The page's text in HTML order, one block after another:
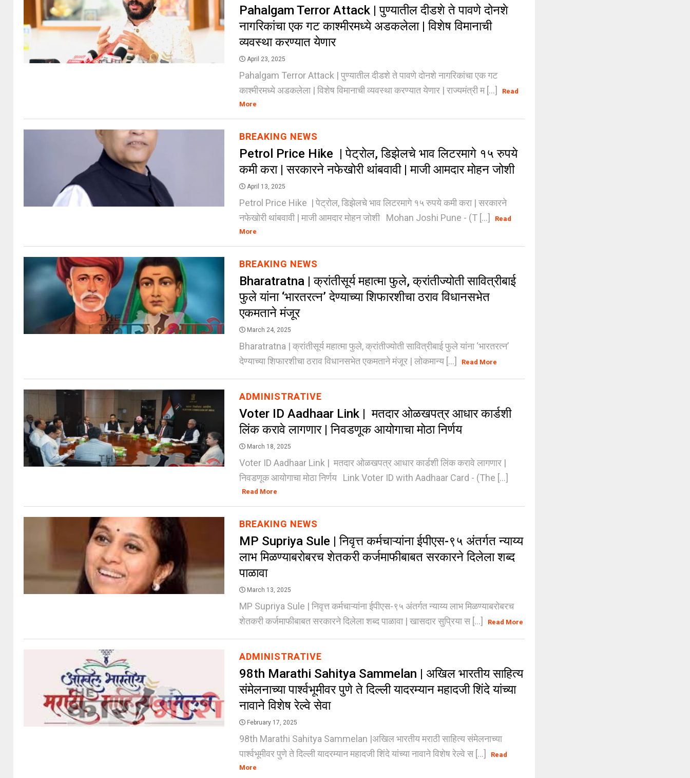
Pahalgam Terror Attack | पुण्यातील दीडशे ते पावणे दोनशे
नागरिकांचा एक गट काश्मीरमध्ये अडकलेला | विशेष विमानाची
व्यवस्था करण्यात येणार
April 23, 2025
Pahalgam Terror Attack | पुण्यातील दीडशे ते पावणे दोनशे नागरिकांचा एक गट
काश्मीरमध्ये अडकलेला | विशेष विमानाची व्यवस्था करण्यात येणार | राज्यमंत्री म [...]
Read
More
BREAKING NEWS
Petrol Price Hike | पेट्रोल, डिझेलचे भाव लिटरमागे १५ रुपये
कमी करा | सरकारने नफेखोरी थांबवावी | माजी आमदार मोहन जोशी
April 13, 2025
Petrol Price Hike | पेट्रोल, डिझेलचे भाव लिटरमागे १५ रुपये कमी करा | सरकारने
नफेखोरी थांबवावी | माजी आमदार मोहन जोशी Mohan Joshi Pune - (T [...]
Read
More
BREAKING NEWS
Bharatratna | क्रांतीसूर्य महात्मा फुले, क्रांतीज्योती सावित्रीबाई
फुले यांना ‘भारतरत्न’ देण्याच्या शिफारशीचा ठराव विधानसभेत
एकमताने मंजूर
March 24, 2025
Bharatratna | क्रांतीसूर्य महात्मा फुले, क्रांतीज्योती सावित्रीबाई फुले यांना ‘भारतरत्न’
देण्याच्या शिफारशीचा ठराव विधानसभेत एकमताने मंजूर | लोकमान्य [...]
Read More
ADMINISTRATIVE
Voter ID Aadhaar Link | मतदार ओळखपत्र आधार कार्डशी
लिंक करावे लागणार | निवडणूक आयोगाचा मोठा निर्णय
March 18, 2025
Voter ID Aadhaar Link | मतदार ओळखपत्र आधार कार्डशी लिंक करावे लागणार |
निवडणूक आयोगाचा मोठा निर्णय Link Voter ID with Aadhaar Card - (The [...]
Read More
BREAKING NEWS
MP Supriya Sule | निवृत्त कर्मचाऱ्यांना ईपीएस-९५ अंतर्गत न्याय्य
लाभ मिळण्याबरोबरच शेतकरी कर्जमाफीबाबत सरकारने दिलेला शब्द
पाळावा
March 13, 2025
MP Supriya Sule | निवृत्त कर्मचाऱ्यांना ईपीएस-९५ अंतर्गत न्याय्य लाभ मिळण्याबरोबरच
शेतकरी कर्जमाफीबाबत सरकारने दिलेला शब्द पाळावा | खासदार सुप्रिया स [...]
Read More
ADMINISTRATIVE
98th Marathi Sahitya Sammelan | अखिल भारतीय साहित्य
संमेलनाच्या पार्श्वभूमीवर पुणे ते दिल्ली यादरम्यान महादजी शिंदे यांच्या
नावाने विशेष रेल्वे सेवा
February 17, 2025
98th Marathi Sahitya Sammelan |अखिल भारतीय मराठी साहित्य संमेलनाच्या
पार्श्वभूमीवर पुणे ते दिल्ली यादरम्यान महादजी शिंदे यांच्या नावाने विशेष रेल्वे स [...]
Read
More